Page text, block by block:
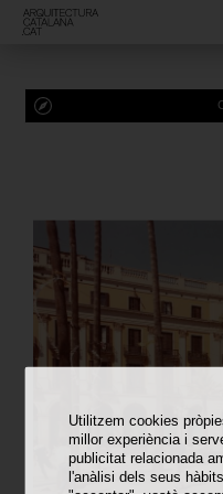
Utilitzem cookies
millor experiència i
publicitat relacionada
l'anàlisi dels seus